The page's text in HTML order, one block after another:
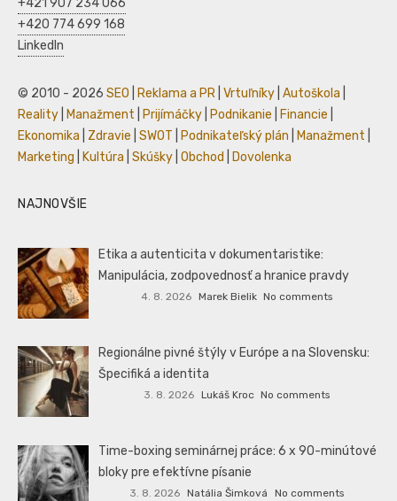
+421 907 234 066
+420 774 699 168
LinkedIn
© 2010 - 2026 SEO Reklama a PR Vrtuľníky Autoškola
Reality
Manažment Prijímáčky Podnikanie Financie
Ekonomika
Zdravie SWOT Podnikateľský plán Manažment
Marketing
Kultúra Skúšky Obchod Dovolenka
NAJNOVŠIE
Etika a autenticita v dokumentaristike:
Manipulácia, zodpovednosť a hranice pravdy
4. 8. 2026 Marek Bielik No comments
Regionálne pivné štýly v Európe a na Slovensku:
Špecifiká a identita
3. 8. 2026 Lukáš Kroc No comments
Time-boxing seminárnej práce: 6 x 90-minútové
bloky pre efektívne písanie
3. 8. 2026 Natália Šimková No comments